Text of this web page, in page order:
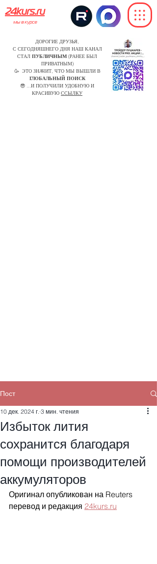
24kurs.ru
мы в курсе
ДОРОГИЕ ДРУЗЬЯ,
С СЕГОДНЯШНЕГО ДНЯ НАШ КАНАЛ
СТАЛ ПУБЛИЧНЫМ (РАНЕЕ БЫЛ
ПРИВАТНЫМ)
🥳 ЭТО ЗНАЧИТ, ЧТО МЫ ВЫШЛИ В
ГЛОБАЛЬНЫЙ ПОИСК
😎 ...И ПОЛУЧИЛИ УДОБНУЮ И
КРАСИВУЮ ССЫЛКУ
Пост
Избыток лития
сохранится благодаря
помощи производителей
аккумуляторов
10 дек. 2024 г. 3 мин. чтения
Оригинал опубликован на Reuters
перевод и редакция 24kurs.ru